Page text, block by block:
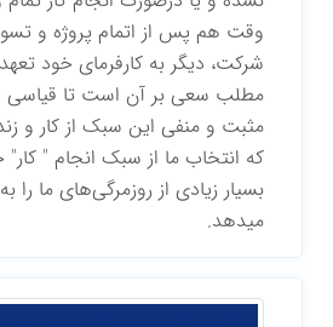
وقت هم پس از اتمام پروژه و
شرکت، دیگر به کارفرمای خود
مطلب سعی بر آن است تا قیاسی
مثبت و منفی این سبک از کار و
که انتخاب ما از سبک انجام "
بسیار زیادی از روزمرگی‌های ما
میدهد.